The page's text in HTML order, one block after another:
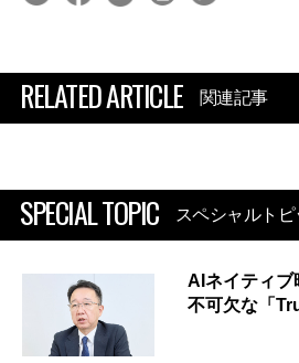
RELATED ARTICLE 関連記事
SPECIAL TOPIC スペシャルトピ
AIネイティブ
不可欠な「